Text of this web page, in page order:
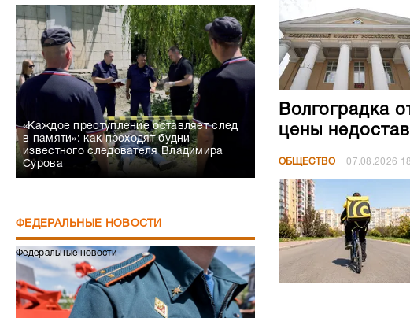
«Каждое преступление оставляет след
в памяти»: как проходят будни
известного следователя Владимира
Сурова
ФЕДЕРАЛЬНЫЕ НОВОСТИ
Федеральные новости
Волгоградка
цены
ОБЩЕСТВО 07.08.2026